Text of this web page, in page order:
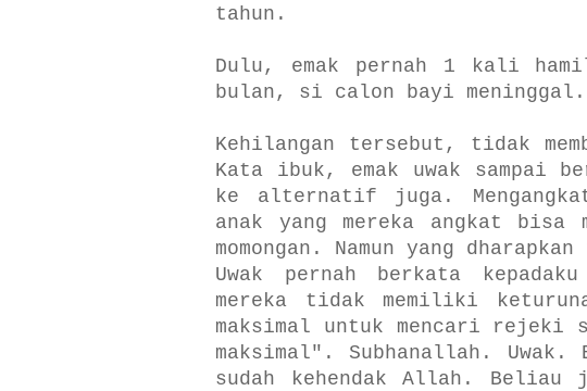
tahun.
Dulu, emak pernah 1 kali
bulan, si calon bayi meninggal.
Kehilangan tersebut, tidak
Kata ibuk, emak uwak sampai
ke alternatif juga.
anak yang mereka angkat bisa
momongan. Namun yang
Uwak pernah berkata
mereka tidak memiliki
maksimal untuk mencari rejeki
maksimal". Subhanallah.
sudah kehendak Allah. Beliau